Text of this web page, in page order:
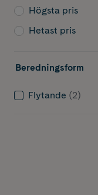
Högsta pris
Hetast pris
Beredningsform
Flytande (2)